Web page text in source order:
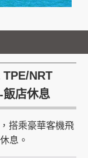
NRT
店休息
搭乘豪華客機飛
息。